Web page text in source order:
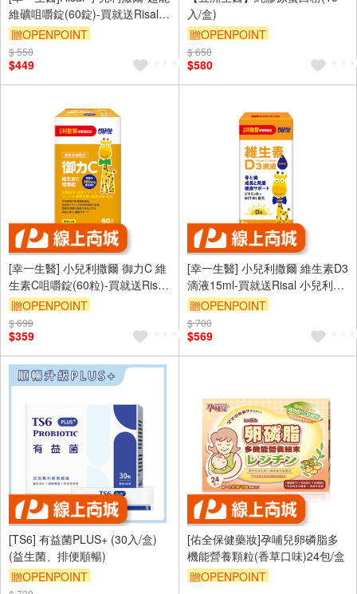
維礦咀嚼錠(60錠)-買就送Risal
小兒利撒爾長頸鹿酒精瓶
贈OPENPOINT
$ 550
$449
入/盒)
贈OPENPOINT
$ 650
$580
[幸一生醫] 小兒利撒爾 御力C 維
生素C咀嚼錠(60粒)-買就送Risal
小兒利撒爾長頸鹿酒精瓶
贈OPENPOINT
$ 699
$359
[幸一生醫] 小兒利撒爾 維生素D3
滴液15ml-買就送Risal 小兒利撒
爾長頸鹿酒精瓶
贈OPENPOINT
$ 700
$569
[TS6] 有益菌PLUS+ (30入/盒)
(益生菌、排便順暢)
贈OPENPOINT
[佑全保健藥妝]孕哺兒卵磷脂多
機能營養顆粒(香草口味)24包/盒
贈OPENPOINT